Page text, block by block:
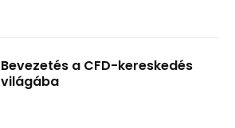
Bevezetés a CFD-kereskedés
világába